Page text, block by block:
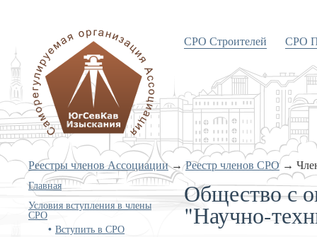
«Объединение изыскателей
Южного и Северо-Кавказского
округов»
СРО Строителей СРО
Реестры членов Ассоциации→Реестр членов СРО→
Главная
Условия вступления в члены
СРО
Вступить в СРО
Общество с
"Научно-